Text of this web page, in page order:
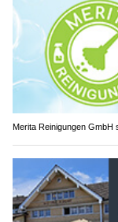
Merita Reinigungen GmbH